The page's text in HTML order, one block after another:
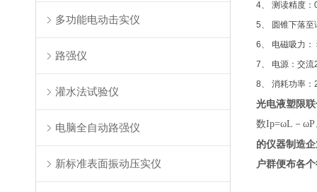
多功能电动击实仪
路强仪
灌水法试验仪
电脑全自动路强仪
新标准表面振动压实仪
4、 测读精度
5、 圆锥下落
6、 电磁吸力：
7、 电源：交
8、 消耗功率
光电液塑限
数Ip=ωL－ωP
的仪器制造
户群便布各